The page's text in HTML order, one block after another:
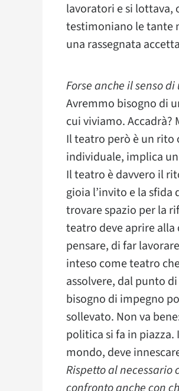
lavoratori e si lottava,
testimoniano le tante
una rassegnata
Forse anche il senso
Avremmo bisogno di
cui viviamo. Accadrà?
Il teatro però è un
individuale, implica
Il teatro è davvero il
gioia l’invito e la
trovare spazio per la
teatro deve aprire
pensare, di far
inteso come teatro
assolvere, dal punto
bisogno di impegno
sollevato. Non va
politica si fa in
mondo, deve
Rispetto al